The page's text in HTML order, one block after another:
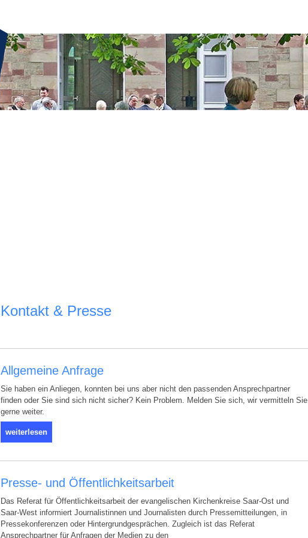
Kontakt & Presse
Allgemeine Anfrage
Sie haben ein Anliegen, konnten bei uns aber nicht den passenden Ansprechpartner
finden oder Sie sind sich nicht sicher? Kein Problem. Melden Sie sich, wir vermitteln Sie
gerne weiter.
weiterlesen
Presse- und Öffentlichkeitsarbeit
Das Referat für Öffentlichkeitsarbeit der evangelischen Kirchenkreise Saar-Ost und
Saar-West informiert Journalistinnen und Journalisten durch Pressemitteilungen, in
Pressekonferenzen oder Hintergrundgesprächen. Zugleich ist das Referat
Ansprechpartner für Anfragen der Medien zu den